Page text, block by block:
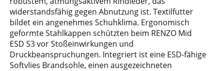
widerstandsfähig gegen Abnutzung ist. Textilfutter
bildet ein angenehmes Schuhklima. Ergonomisch
geformte Stahlkappen schützten beim RENZO Mid
ESD S3 vor Stoßeinwirkungen und
Druckbeanspruchungen. Integriert ist eine ESD-fähige
Softvlies Brandsohle, einen ausgezeichneten